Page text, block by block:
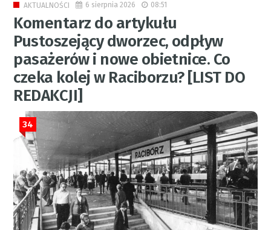
AKTUALNOŚCI 6 sierpnia 2026 08:51
Komentarz do artykułu
Pustoszejący dworzec, odpływ
pasażerów i nowe obietnice. Co
czeka kolej w Raciborzu? [LIST DO
REDAKCJI]
34